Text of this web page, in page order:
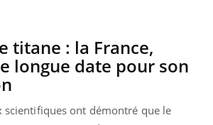
titane : la France,
longue date pour son
scientifiques ont démontré que le